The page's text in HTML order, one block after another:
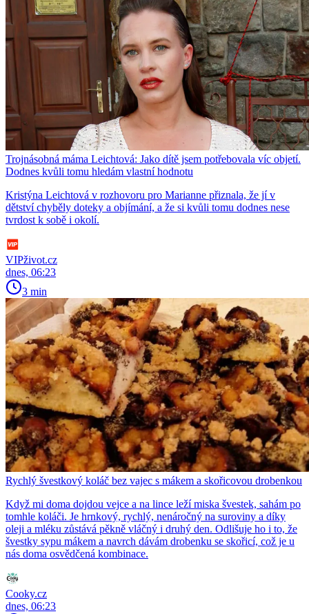
Trojnásobná máma Leichtová: Jako dítě jsem potřebovala víc objetí.
Dodnes kvůli tomu hledám vlastní hodnotu
Kristýna Leichtová v rozhovoru pro Marianne přiznala, že jí v
dětství chyběly doteky a objímání, a že si kvůli tomu dodnes nese
tvrdost k sobě i okolí.
VIPživot.cz
dnes, 06:23
3 min
Rychlý švestkový koláč bez vajec s mákem a skořicovou drobenkou
Když mi doma dojdou vejce a na lince leží miska švestek, sahám po
tomhle koláči. Je hrnkový, rychlý, nenáročný na suroviny a díky
oleji a mléku zůstává pěkně vláčný i druhý den. Odlišuje ho i to, že
švestky sypu mákem a navrch dávám drobenku se skořicí, což je u
nás doma osvědčená kombinace.
Cooky.cz
dnes, 06:23